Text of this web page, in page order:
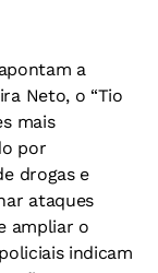
a
Neto, o “Tio
mais
por
drogas e
ataques
ampliar o
indicam